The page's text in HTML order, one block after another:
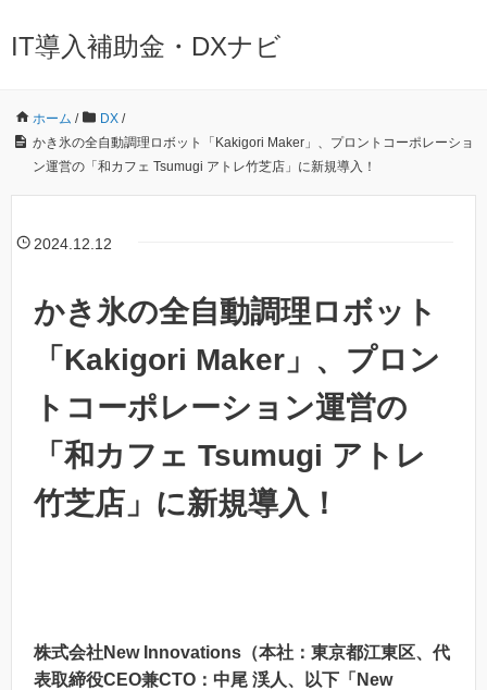
IT導入補助金・DXナビ
ホーム / DX /
かき氷の全自動調理ロボット「Kakigori Maker」、プロントコーポレーショ
ン運営の「和カフェ Tsumugi アトレ竹芝店」に新規導入！
2024.12.12
かき氷の全自動調理ロボット
「Kakigori Maker」、プロン
トコーポレーション運営の
「和カフェ Tsumugi アトレ
竹芝店」に新規導入！
株式会社New Innovations（本社：東京都江東区、代
表取締役CEO兼CTO：中尾 渓人、以下「New